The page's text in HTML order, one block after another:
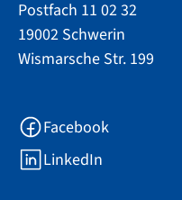
Postfach 11 02 32
19002 Schwerin
Wismarsche Str. 199
Facebook
LinkedIn